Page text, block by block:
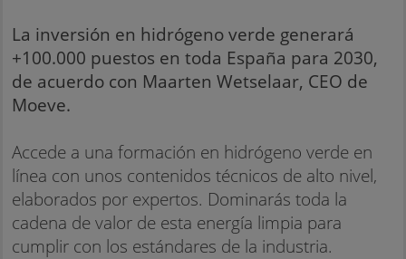
La inversión en hidrógeno verde generará
+100.000 puestos en toda España para 2030,
de acuerdo con Maarten Wetselaar, CEO de
Moeve.
Accede a una formación en hidrógeno verde en
línea con unos contenidos técnicos de alto nivel,
elaborados por expertos. Dominarás toda la
cadena de valor de esta energía limpia para
cumplir con los estándares de la industria.